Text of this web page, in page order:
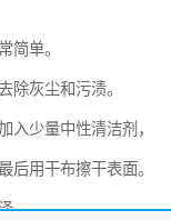
简单。
除灰尘和污渍。
入少量中性清洁剂，
后用干布擦干表面。
。